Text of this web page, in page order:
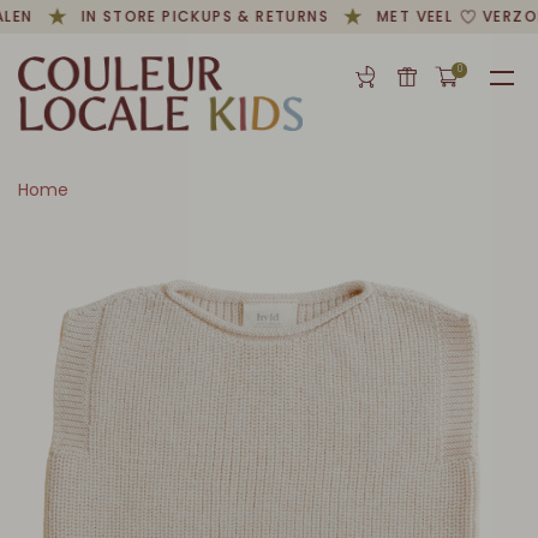
IN STORE PICKUPS & RETURNS MET VEEL
0
Home